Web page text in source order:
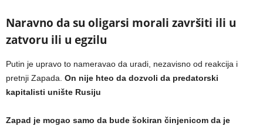
Naravno da su oligarsi morali završiti ili u
zatvoru ili u egzilu
Putin je upravo to nameravao da uradi, nezavisno od reakcija i
pretnji Zapada. On nije hteo da dozvoli da predatorski
kapitalisti unište Rusiju
Zapad je mogao samo da bude šokiran činjenicom da je